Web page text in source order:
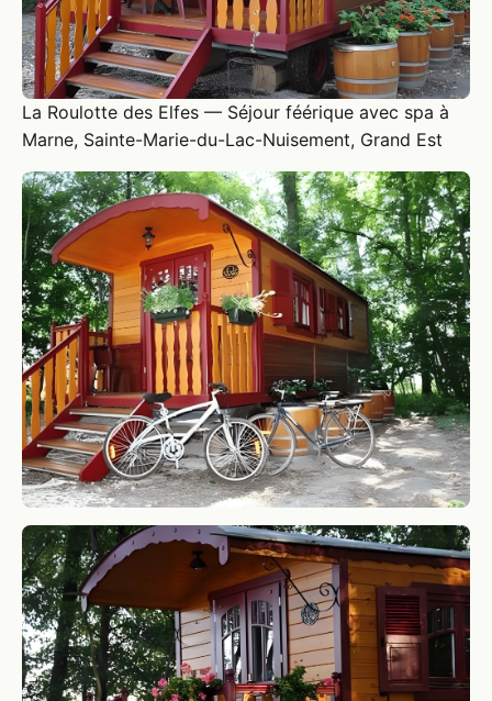
La Roulotte des Elfes — Séjour féérique avec spa à
Marne, Sainte-Marie-du-Lac-Nuisement, Grand Est